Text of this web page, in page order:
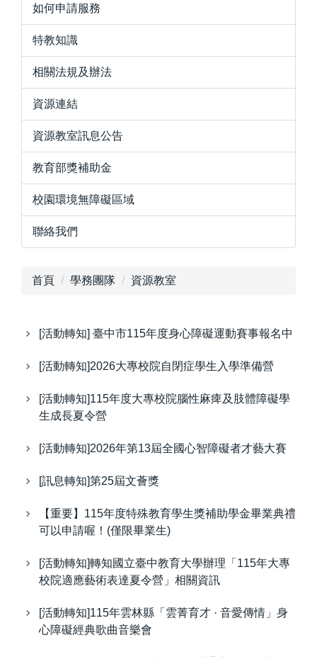
如何申請服務
特教知識
相關法規及辦法
資源連結
資源教室訊息公告
教育部獎補助金
校園環境無障礙區域
聯絡我們
首頁 學務團隊 資源教室
[活動轉知] 臺中市115年度身心障礙運動賽事報名中
[活動轉知]2026大專校院自閉症學生入學準備營
[活動轉知]115年度大專校院腦性麻痺及肢體障礙學
生成長夏令營
[活動轉知]2026年第13屆全國心智障礙者才藝大賽
[訊息轉知]第25屆文薈獎
【重要】115年度特殊教育學生獎補助學金畢業典禮
可以申請喔！(僅限畢業生)
[活動轉知]轉知國立臺中教育大學辦理「115年大專
校院適應藝術表達夏令營」相關資訊
[活動轉知]115年雲林縣「雲菁育才 · 音愛傳情」身
心障礙經典歌曲音樂會